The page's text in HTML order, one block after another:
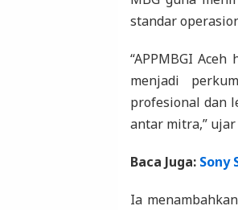
standar
“APPMBGI
menjadi
profesional dan
antar mitra,” ujar
Baca Juga: Sony
Ia